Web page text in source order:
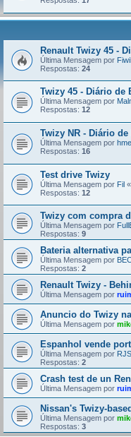
Renault Twizy 45 -
Última Mensagem por
Respostas: 24
Twizy 45 - Diário de
Última Mensagem por
Respostas: 12
Twizy NR - Diário
Última Mensagem por
Respostas: 16
Test drive Twizy
Última Mensagem por Fil «
Respostas: 12
Twizy com compra
Última Mensagem por
Respostas: 9
Bateria alternativa
Última Mensagem por
Respostas: 2
Renault Twizy -
Última Mensagem por
Anuncio do Twizy
Última Mensagem por
Espanhol vende
Última Mensagem por
Respostas: 2
Crash test de un
Última Mensagem por
Nissan's Twizy-
Última Mensagem por
Respostas: 3